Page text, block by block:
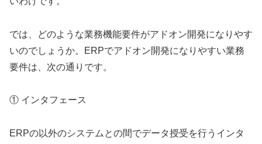
では、どのような業務機能要件がアドオン開発になりやす
いのでしょうか。ERPでアドオン開発になりやすい業務
要件は、次の通りです。
① インタフェース
ERPの以外のシステムとの間でデータ授受を行うインタ